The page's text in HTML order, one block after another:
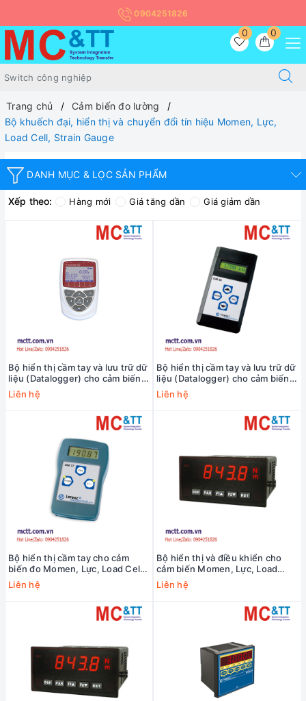
0904251826
0
0
Trang chủ
Cảm biến đo lường
Bộ khuếch đại, hiển thị và chuyển đổi tín hiệu Momen, Lực,
Load Cell, Strain Gauge
DANH MỤC & LỌC SẢN PHẨM
Xếp theo: Hàng mới Giá tăng dần Giá giảm dần
Bộ hiển thị cầm tay và lưu trữ dữ
liệu (Datalogger) cho cảm biến
đo Momen, Lực, Load Cell,
Strain Gauge Lorenz AL202
Liên hệ
Bộ hiển thị cầm tay và lưu trữ dữ
liệu (Datalogger) cho cảm biến
đo Momen, Lực, Load Cell,
Strain Gauge Lorenz GM80
Liên hệ
Bộ hiển thị cầm tay cho cảm
biến đo Momen, Lực, Load Cell,
Strain Gauge Lorenz GM77
Liên hệ
Bộ hiển thị và điều khiển cho
cảm biến Momen, Lực, Load
Cell, Strain Gauge Lorenz
PAXPAX-DP
Liên hệ